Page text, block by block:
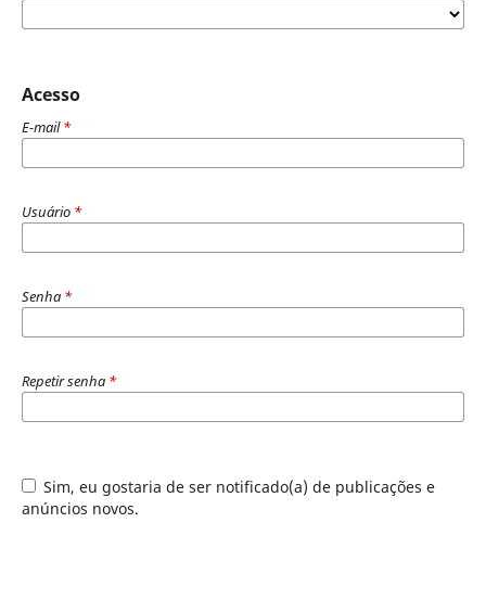
Acesso
E-mail*
Usuário *
Senha *
Repetir senha *
Sim, eu gostaria de ser notificado(a) de publicações e
anúncios novos.